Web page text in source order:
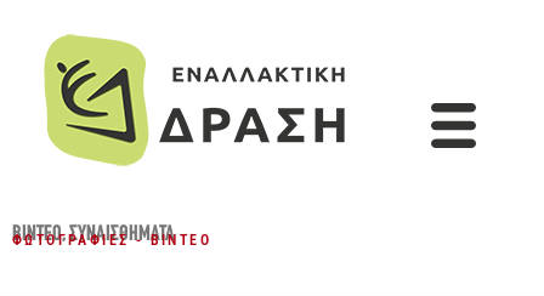
ΒΊΝΤΕΟ,ΣΥΝΑΙΣΘΉΜΑΤΑ
ΦΩΤΟΓΡΑΦΊΕΣ - ΒΊΝΤΕΟ